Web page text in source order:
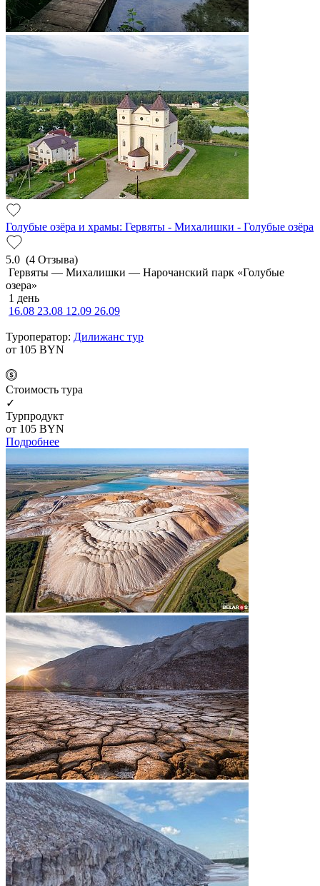
Голубые озёра и храмы: Гервяты - Михалишки - Голубые озёра
5.0 (4 Отзыва)
Гервяты — Михалишки — Нарочанский парк «Голубые
озера»
1 день
16.08 23.08 12.09 26.09
Туроператор: Дилижанс тур
от 105 BYN
Cтоимость тура
✓
Турпродукт
от 105 BYN
Подробнее